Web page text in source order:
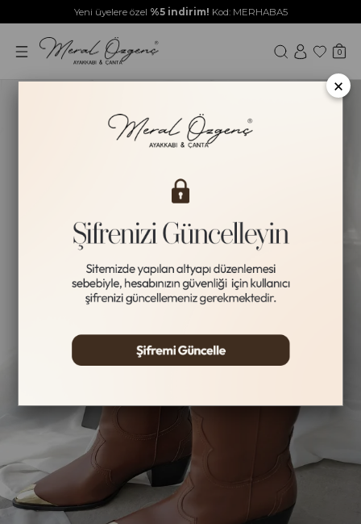
Yeni üyelere özel %5 indirim! Kod: MERHABA5
0
×